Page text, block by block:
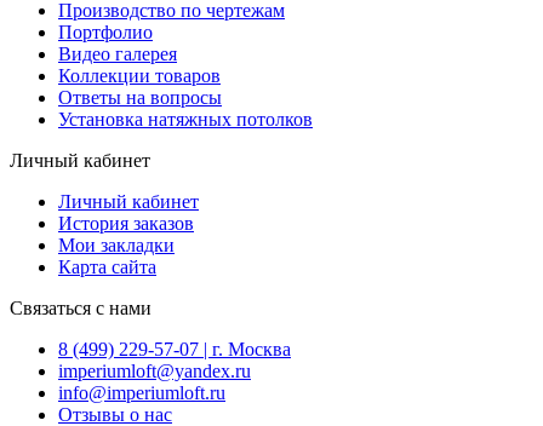
Производство по чертежам
Портфолио
Видео галерея
Коллекции товаров
Ответы на вопросы
Установка натяжных потолков
Личный кабинет
Личный кабинет
История заказов
Мои закладки
Карта сайта
Связаться с нами
8 (499) 229-57-07 | г. Москва
imperiumloft@yandex.ru
info@imperiumloft.ru
Отзывы о нас